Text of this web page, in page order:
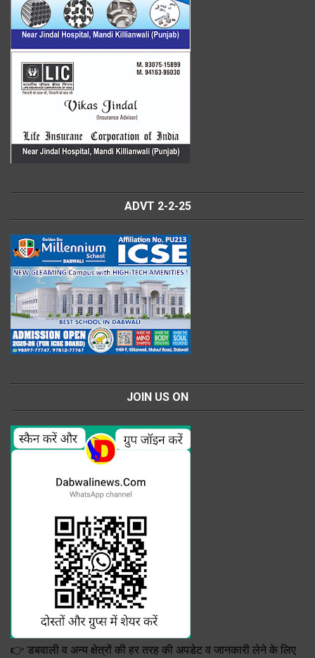
ADVT 2-2-25
JOIN US ON
👉 डबवाली व अन्य क्षेत्रों की हर तरह की अपडेट व जानकारी लेने के लिए